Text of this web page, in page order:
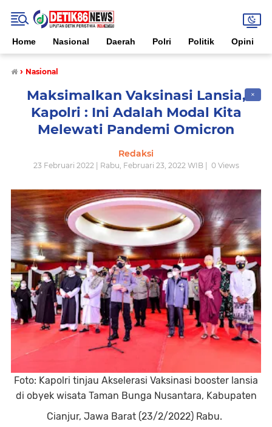
Home Nasional Daerah Polri Politik Opini
› Nasional
✕
Maksimalkan Vaksinasi Lansia,
Kapolri : Ini Adalah Modal Kita
Melewati Pandemi Omicron
Redaksi
23 Februari 2022 | Rabu, Februari 23, 2022 WIB | 0Views
Foto: Kapolri tinjau Akselerasi Vaksinasi booster lansia
di obyek wisata Taman Bunga Nusantara, Kabupaten
Cianjur, Jawa Barat (23/2/2022) Rabu.